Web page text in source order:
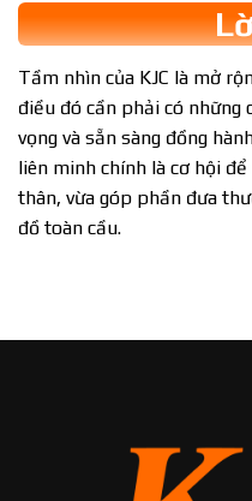
Tầm nhìn của KJC là mở
điều đó cần phải có
vọng và sẵn sàng đồng
liên minh chính là cơ hội
thân, vừa góp phần đưa
đồ toàn cầu.